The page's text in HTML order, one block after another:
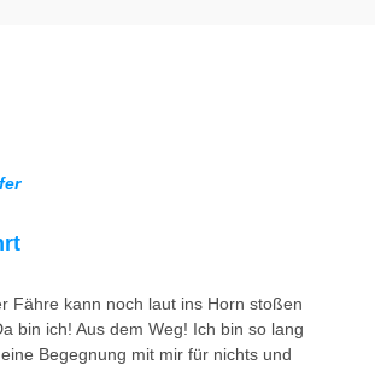
Fähre kann noch laut ins Horn stoßen
bin ich! Aus dem Weg! Ich bin so lang
Begegnung mit mir für nichts und